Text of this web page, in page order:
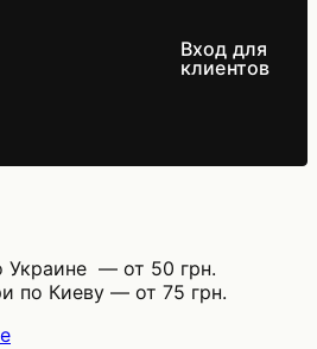
Вход для
клиентов
Украине — от 50 грн.
по Киеву — от 75 грн.